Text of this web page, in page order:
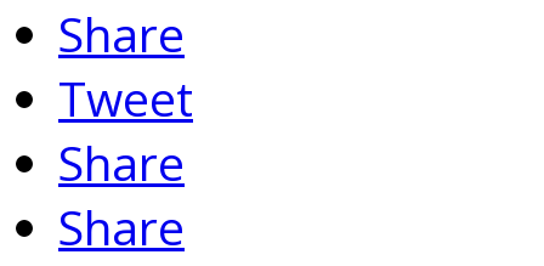
Share
Tweet
Share
Share